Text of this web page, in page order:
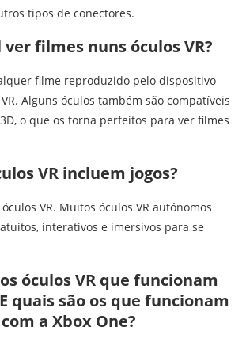
tipos de conectores.
ver filmes nuns óculos VR?
filme reproduzido pelo dispositivo
Alguns óculos também são compatíveis
o que os torna perfeitos para ver filmes
VR incluem jogos?
VR. Muitos óculos VR autónomos
interativos e imersivos para se
óculos VR que funcionam
quais são os que funcionam
com a Xbox One?